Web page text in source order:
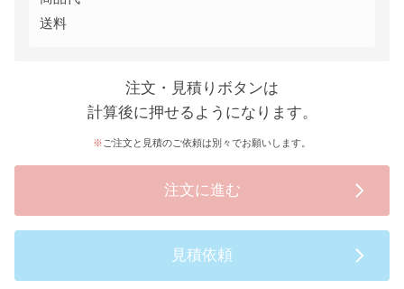
送料
注文・見積りボタンは
計算後に押せるようになります。
ご注文と見積のご依頼は別々でお願いします。
注文に進む
見積依頼